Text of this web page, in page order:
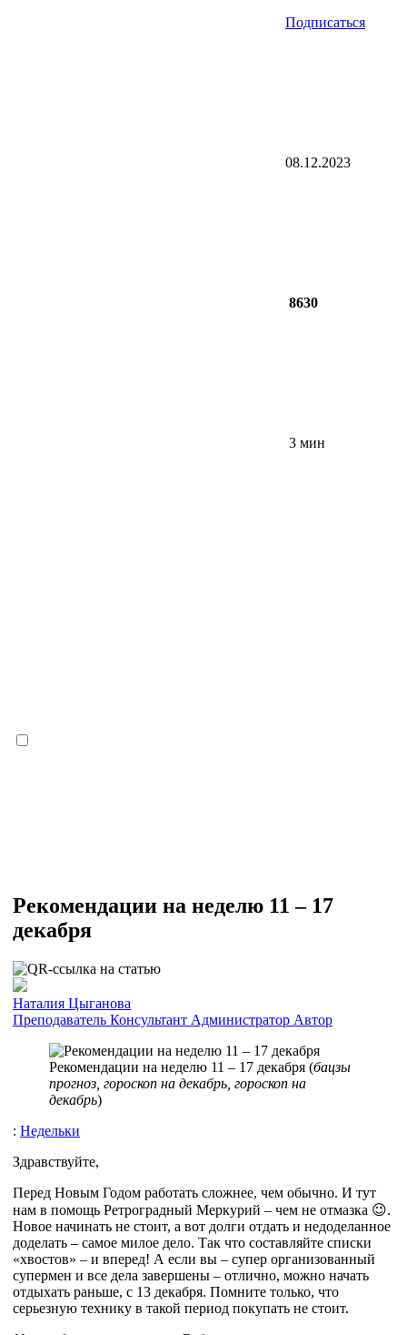
Подписаться
08.12.2023
8630
3 мин
Рекомендации на неделю 11 – 17
декабря
Наталия Цыганова
Преподаватель Консультант Администратор Автор
Рекомендации на неделю 11 – 17 декабря (бацзы
прогноз, гороскоп на декабрь, гороскоп на
декабрь)
: Недельки
Здравствуйте,
Перед Новым Годом работать сложнее, чем обычно. И тут
нам в помощь Ретроградный Меркурий – чем не отмазка 😉.
Новое начинать не стоит, а вот долги отдать и недоделанное
доделать – самое милое дело. Так что составляйте списки
«хвостов» – и вперед! А если вы – супер организованный
супермен и все дела завершены – отлично, можно начать
отдыхать раньше, с 13 декабря. Помните только, что
серьезную технику в такой период покупать не стоит.